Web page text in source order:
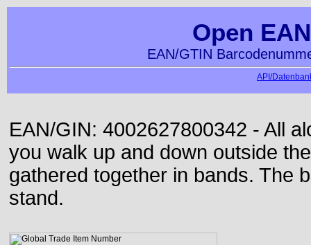
Open
EAN/GTIN
API/
EAN/GIN: 4002627800342 - All
you walk up and down outside
gathered together in bands. The
stand.